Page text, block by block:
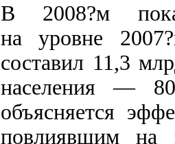
В 2008?м
на уровне
составил 11,3
населения —
объясняется
повлиявшим на